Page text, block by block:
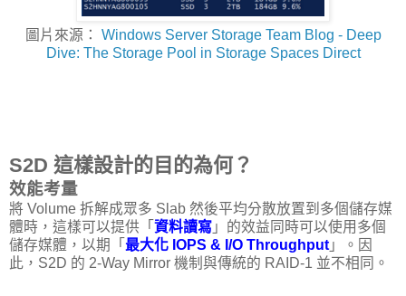
圖片來源： Windows Server Storage Team Blog - Deep
Dive: The Storage Pool in Storage Spaces Direct
S2D 這樣設計的目的為何？
效能考量
將 Volume 拆解成眾多 Slab 然後平均分散放置到多個儲存媒
體時，這樣可以提供「 資料讀寫 」的效益同時可以使用多個
儲存媒體，以期「 最大化 IOPS & I/O Throughput 」。因
此，S2D 的 2-Way Mirror 機制與傳統的 RAID-1 並不相同。